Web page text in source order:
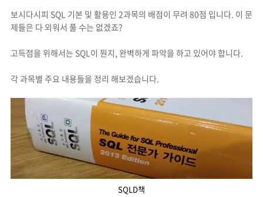
보시다시피 SQL 기본 및 활용인 2과목의 배점이 무려 80점 입니다. 이 문
제들은 다 외워서 풀 수는 없겠죠?
고득점을 위해서는 SQL이 뭔지, 완벽하게 파악을 하고 있어야 합니다.
각 과목별 주요 내용들을 정리 해보겠습니다.
SQLD책